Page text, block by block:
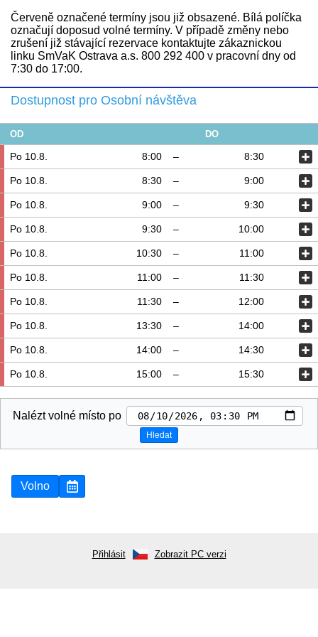
Červeně označené termíny jsou již obsazené. Bílá políčka
označují doposud volné termíny. V případě změny nebo
zrušení již stávající rezervace kontaktujte zákaznickou
linku SmVaK Ostrava a.s. 800 292 400 v pracovní dny od
7:30 do 17:00.
Dostupnost pro Osobní návštěva
OD DO
Po 10.8. 8:00 – 8:30
Po 10.8. 8:30 – 9:00
Po 10.8. 9:00 – 9:30
Po 10.8. 9:30 – 10:00
Po 10.8. 10:30 – 11:00
Po 10.8. 11:00 – 11:30
Po 10.8. 11:30 – 12:00
Po 10.8. 13:30 – 14:00
Po 10.8. 14:00 – 14:30
Po 10.8. 15:00 – 15:30
Nalézt volné místo po
Hledat
Volno
Přihlásit Zobrazit PC verzi